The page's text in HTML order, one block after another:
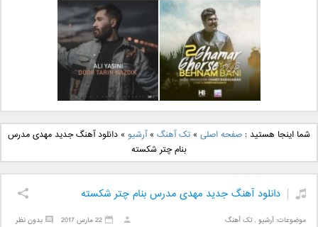
دانلود آهنگ جدید مهدی
یراحی بنام اسرار
دانلود آهنگ جدید فرزاد
فرزین بنام آتیش
دانلود آهنگ جدید بهنام
بانی بنام قرص قمر 2
دانلود آهنگ جدید علی
یاسینی بنام دورترین نزدیک
شما اینجا هستید :صفحه اصلی »تک آهنگ »آرشیو »دانلود آهنگ جدید مهدی مدرس
بنام چتر شکسته
دانلود آهنگ جدید مهدی مدرس بنام چتر شکسته
موضوعات:آرشیو ,تک آهنگ بدون نظر 22 مارس 2017